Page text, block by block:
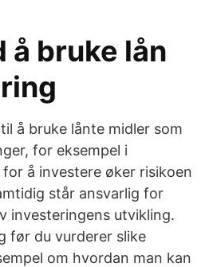
å bruke lån
å bruke lånte midler som
for eksempel i
å investere øker risikoen
står ansvarlig for
investeringens utvikling.
før du vurderer slike
om hvordan man kan